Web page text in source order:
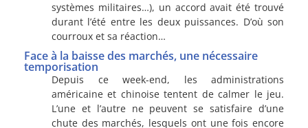
systèmes militaires…), un accord avait été trouvé
durant l’été entre les deux puissances. D’où son
courroux et sa réaction…
Face à la baisse des marchés, une nécessaire
temporisation
Depuis ce week-end, les administrations
américaine et chinoise tentent de calmer le jeu.
L’une et l’autre ne peuvent se satisfaire d’une
chute des marchés, lesquels ont une fois encore